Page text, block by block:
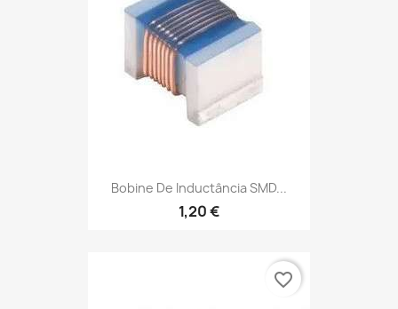
Bobine De Inductância SMD...
1,20 €
favorite_border